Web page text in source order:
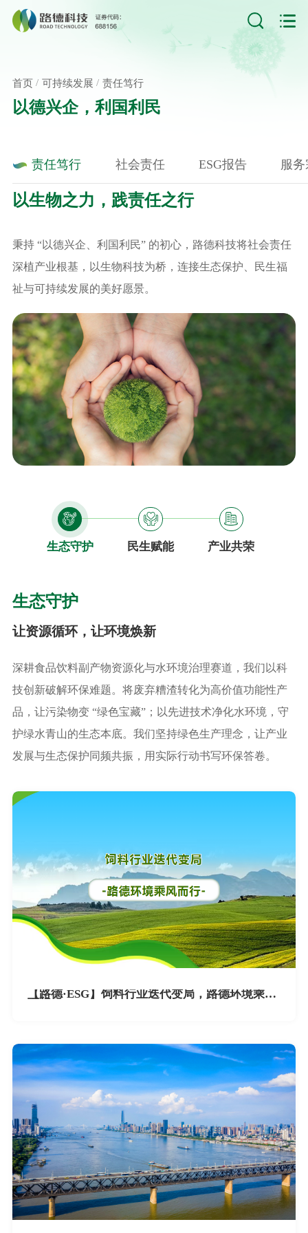
首页 / 可持续发展 / 责任笃行
以德兴企，利国利民
责任笃行 社会责任 ESG报告 服
以生物之力，践责任之行
秉持 “以德兴企、利国利民” 的初心，路德科技将社会责任
深植产业根基，以生物科技为桥，连接生态保护、民生福
祉与可持续发展的美好愿景。
生态守护 民生赋能 产业共荣
生态守护
让资源循环，让环境焕新
深耕食品饮料副产物资源化与水环境治理赛道，我们以科
技创新破解环保难题。将废弃糟渣转化为高价值功能性产
品，让污染物变 “绿色宝藏”；以先进技术净化水环境，守
护绿水青山的生态本底。我们坚持绿色生产理念，让产业
发展与生态保护同频共振，用实际行动书写环保答卷。
【路德·ESG】饲料行业迭代变局，路德环境乘风